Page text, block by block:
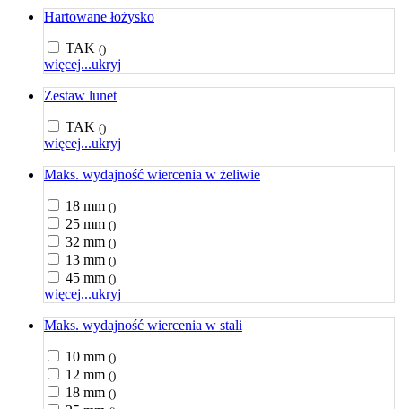
Hartowane łożysko
TAK ()
więcej...ukryj
Zestaw lunet
TAK ()
więcej...ukryj
Maks. wydajność wiercenia w żeliwie
18 mm ()
25 mm ()
32 mm ()
13 mm ()
45 mm ()
więcej...ukryj
Maks. wydajność wiercenia w stali
10 mm ()
12 mm ()
18 mm ()